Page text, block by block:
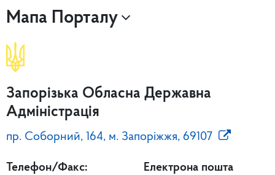
Мапа Порталу
Запорізька Обласна Державна
Адміністрація
пр. Соборний, 164, м. Запоріжжя, 69107
Телефон/Факс:
Електрона пошта